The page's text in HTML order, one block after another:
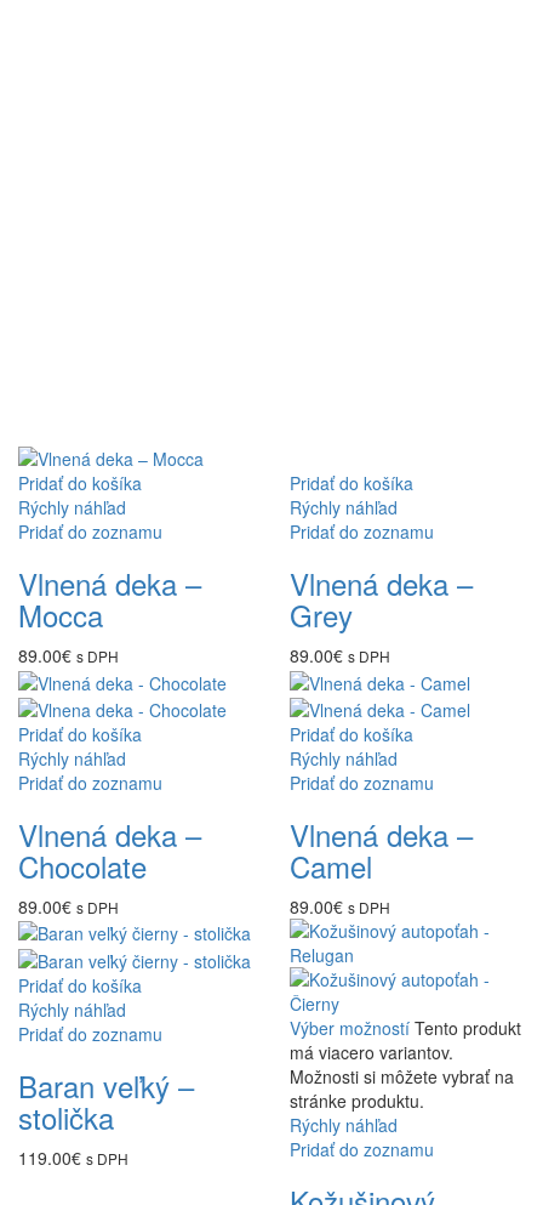
Pridať do košíka
Rýchly náhľad
Pridať do zoznamu
Vlnená deka –
Mocca
89.00€ s DPH
Pridať do košíka
Rýchly náhľad
Pridať do zoznamu
Vlnená deka –
Grey
89.00€ s DPH
Pridať do košíka
Rýchly náhľad
Pridať do zoznamu
Vlnená deka –
Chocolate
89.00€ s DPH
Pridať do košíka
Rýchly náhľad
Pridať do zoznamu
Vlnená deka –
Camel
89.00€ s DPH
Pridať do košíka
Rýchly náhľad
Pridať do zoznamu
Baran veľký –
stolička
119.00€ s DPH
Výber možností Tento produkt
má viacero variantov.
Možnosti si môžete vybrať na
stránke produktu.
Rýchly náhľad
Pridať do zoznamu